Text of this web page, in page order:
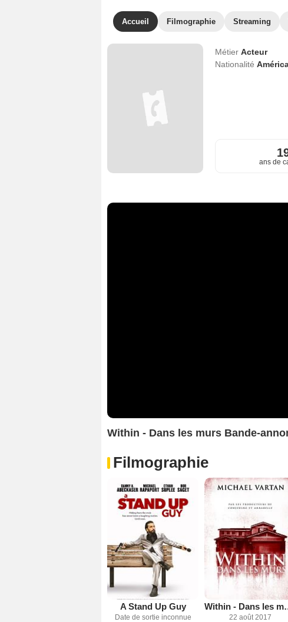
Accueil Filmographie Streaming
Métier Acteur
Nationalité
ans de
Within - Dans les murs Bande-
Filmographie
A Stand Up Guy
Date de sortie inconnue 22 août 2017